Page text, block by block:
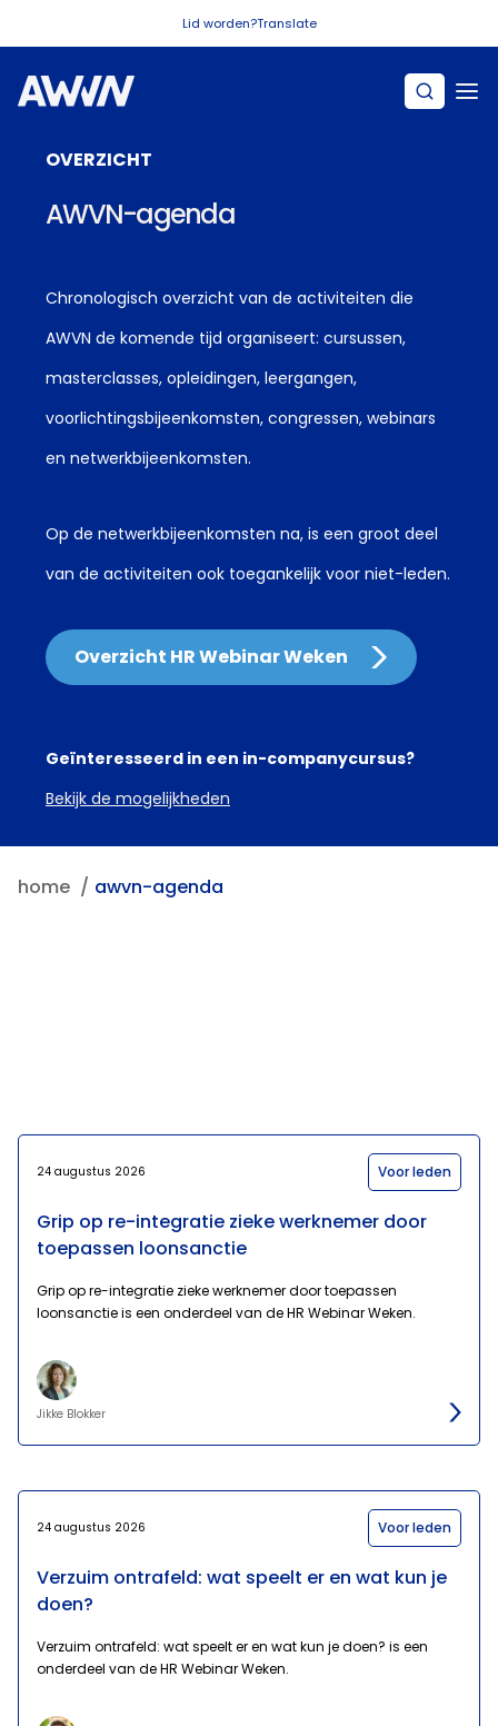
Lid worden?Translate
OVERZICHT
AWVN-agenda
Chronologisch overzicht van de activiteiten die
AWVN de komende tijd organiseert: cursussen,
masterclasses, opleidingen, leergangen,
voorlichtingsbijeenkomsten, congressen, webinars
en netwerkbijeenkomsten.
Op de netwerkbijeenkomsten na, is een groot deel
van de activiteiten ook toegankelijk voor niet-leden.
Overzicht HR Webinar Weken
Geïnteresseerd in een in-companycursus?
Bekijk de mogelijkheden
home awvn-agenda
24 augustus 2026 Voor leden
Grip op re-integratie zieke werknemer door
toepassen loonsanctie
Grip op re-integratie zieke werknemer door toepassen
loonsanctie is een onderdeel van de HR Webinar Weken.
Jikke Blokker
24 augustus 2026 Voor leden
Verzuim ontrafeld: wat speelt er en wat kun je
doen?
Verzuim ontrafeld: wat speelt er en wat kun je doen? is een
onderdeel van de HR Webinar Weken.